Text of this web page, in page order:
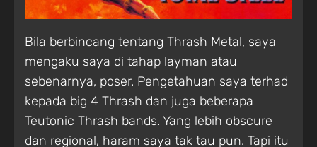
Bila berbincang tentang Thrash Metal, saya
mengaku saya di tahap layman atau
sebenarnya, poser. Pengetahuan saya terhad
kepada big 4 Thrash dan juga beberapa
Teutonic Thrash bands. Yang lebih obscure
dan regional, haram saya tak tau pun. Tapi itu